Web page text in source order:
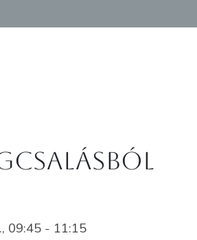
09:45 - 11:15